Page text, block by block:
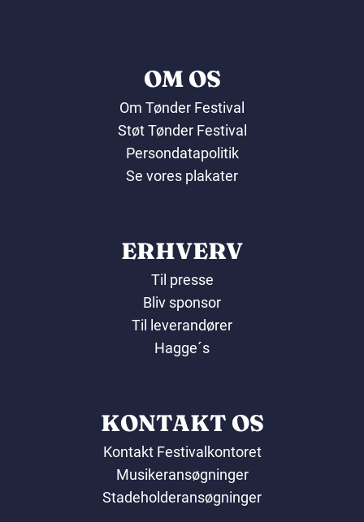
OM OS
Om Tønder Festival
Støt Tønder Festival
Persondatapolitik
Se vores plakater
ERHVERV
Til presse
Bliv sponsor
Til leverandører
Hagge´s
KONTAKT OS
Kontakt Festivalkontoret
Musikeransøgninger
Stadeholderansøgninger